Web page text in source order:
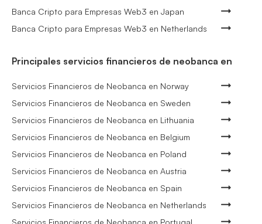
Banca Cripto para Empresas Web3 en Japan
Banca Cripto para Empresas Web3 en Netherlands
Principales servicios financieros de neobanca en
Servicios Financieros de Neobanca en Norway
Servicios Financieros de Neobanca en Sweden
Servicios Financieros de Neobanca en Lithuania
Servicios Financieros de Neobanca en Belgium
Servicios Financieros de Neobanca en Poland
Servicios Financieros de Neobanca en Austria
Servicios Financieros de Neobanca en Spain
Servicios Financieros de Neobanca en Netherlands
Servicios Financieros de Neobanca en Portugal